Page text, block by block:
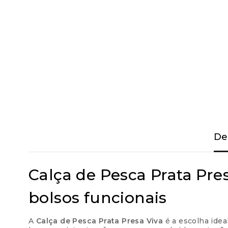
Calça de Pesca Prata
bolsos funcionais
A Calça de Pesca Prata Presa Viva é a escolha